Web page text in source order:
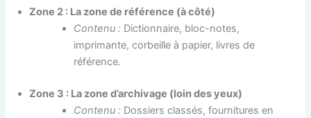
Zone 2 : La zone de référence (à côté)
Contenu : Dictionnaire, bloc-notes,
imprimante, corbeille à papier, livres de
référence.
Zone 3 : La zone d’archivage (loin des yeux)
Contenu : Dossiers classés, fournitures en